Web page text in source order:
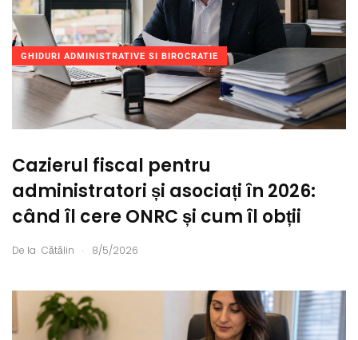
GHIDURI ADMINISTRATIVE SI BIROCRATIE
Cazierul fiscal pentru
administratori și asociați în 2026:
când îl cere ONRC și cum îl obții
De la Cătălin . 8/5/2026